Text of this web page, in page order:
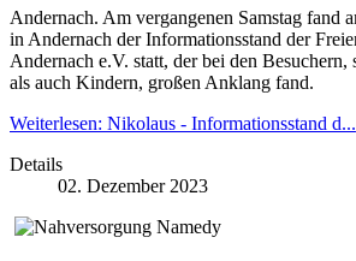
Andernach. Am vergangenen Samstag fand
in Andernach der Informationsstand der
Andernach e.V. statt, der bei den Besuchern,
als auch Kindern, großen Anklang fand.
Weiterlesen: Nikolaus - Informationsstand d...
Details
02. Dezember 2023